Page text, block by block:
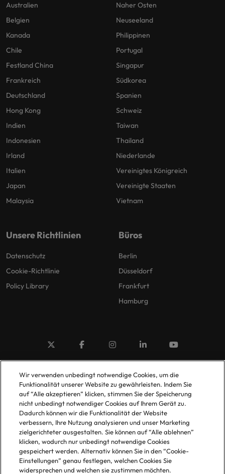
Australien
Belgien
Kanada
Chile
Festland China
Frankreich
Deutschland
Hong Kong
Indien
Indonesien
Irland
Italien
Japan
Malaysia
Naher Osten
Neuseeland
Philippinen
Portugal
Singapur
Südkorea
Spanien
Schweiz
Taiwan
Thailand
Niederlande
Vereinigtes Königreich
Vereinigte Staaten
Vietnam
Unsere Richtlinien
Datenschutz
Cookie-Richtlinie
Policy Library
Büros
Berlin
Düsseldorf
Frankfurt
Hamburg
© 2025 Robert Walters Plc. All Rights Reserved.
Wir verwenden unbedingt notwendige Cookies, um die
Funktionalität unserer Website zu gewährleisten. Indem Sie
auf “Alle akzeptieren” klicken, stimmen Sie der Speicherung
nicht unbedingt notwendiger Cookies auf Ihrem Gerät zu.
Dadurch können wir die Funktionalität der Website
verbessern, Ihre Nutzung analysieren und unser Marketing
zielgerichteter ausgestalten. Sie können auf “Alle ablehnen”
klicken, wodurch nur unbedingt notwendige Cookies
gespeichert werden. Alternativ können Sie in den “Cookie-
Einstellungen” genau festlegen, welchen Cookies Sie
widersprechen und welchen sie zustimmen möchten.